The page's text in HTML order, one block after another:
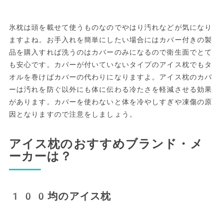
氷枕は頭を載せて使うものなのでやはり汚れなどが気になり
ますよね。お手入れを簡単にしたい場合にはカバー付きの製
品を購入すれば洗うのはカバーのみになるので衛生面でとて
も安心です。カバーが付いていないタイプのアイス枕でもタ
オルを巻けばカバーの代わりになりますよ。アイス枕のカバ
ーは汚れを防ぐ以外にも体に伝わる冷たさを軽減させる効果
があります。カバーを使わないと体を冷やしすぎや凍傷の原
因となりますので注意をしましょう。
アイス枕のおすすめブランド・メ
ーカーは？
100均のアイス枕